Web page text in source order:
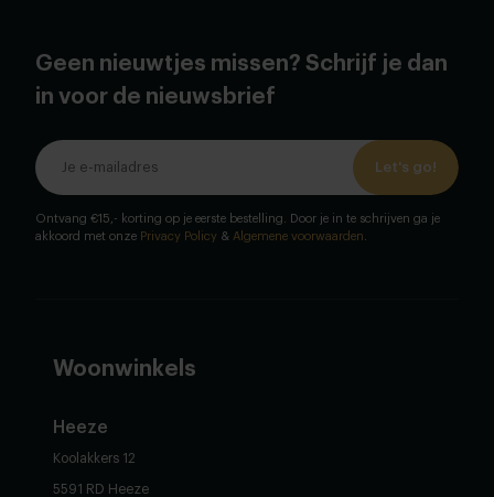
Geen nieuwtjes missen? Schrijf je dan
in voor de nieuwsbrief
Let's go!
Ontvang €15,- korting op je eerste bestelling. Door je in te schrijven ga je
akkoord met onze Privacy Policy & Algemene voorwaarden
Woonwinkels
Heeze
Koolakkers 12
5591 RD Heeze